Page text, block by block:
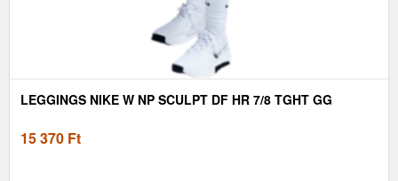
LEGGINGS NIKE W NP SCULPT DF HR 7/8 TGHT GG
15 370 Ft